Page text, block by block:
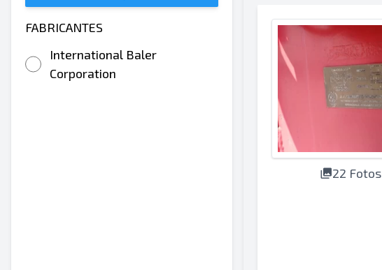
FABRICANTES
International Baler
Corporation
22 Fotos